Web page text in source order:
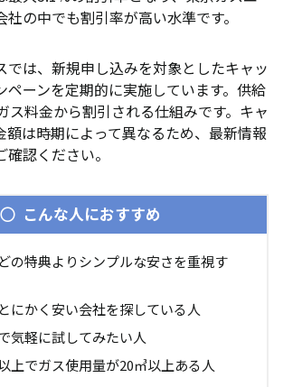
社の中でも割引率が高い水準です。
では、新規申し込みを対象としたキャッ
ペーンを定期的に実施しています。供給
ス料金から割引される仕組みです。キャ
額は時期によって異なるため、最新情報
認ください。
こんな人におすすめ
の特典よりシンプルな安さを重視す
にかく安い会社を探している人
気軽に試してみたい人
上でガス使用量が20㎥以上ある人